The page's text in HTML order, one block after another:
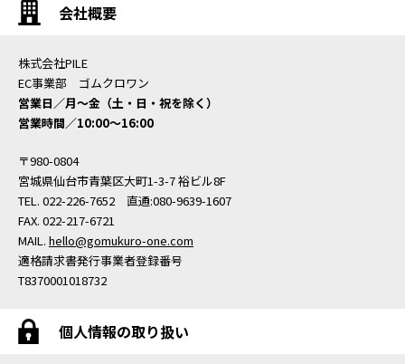
会社概要
株式会社PILE
EC事業部 ゴムクロワン
営業日／月〜金（土・日・祝を除く）
営業時間／10:00〜16:00
〒980-0804
宮城県仙台市青葉区大町1-3-7 裕ビル8F
TEL. 022-226-7652 直通:080-9639-1607
FAX. 022-217-6721
MAIL. hello@gomukuro-one.com
適格請求書発行事業者登録番号
T8370001018732
個人情報の取り扱い